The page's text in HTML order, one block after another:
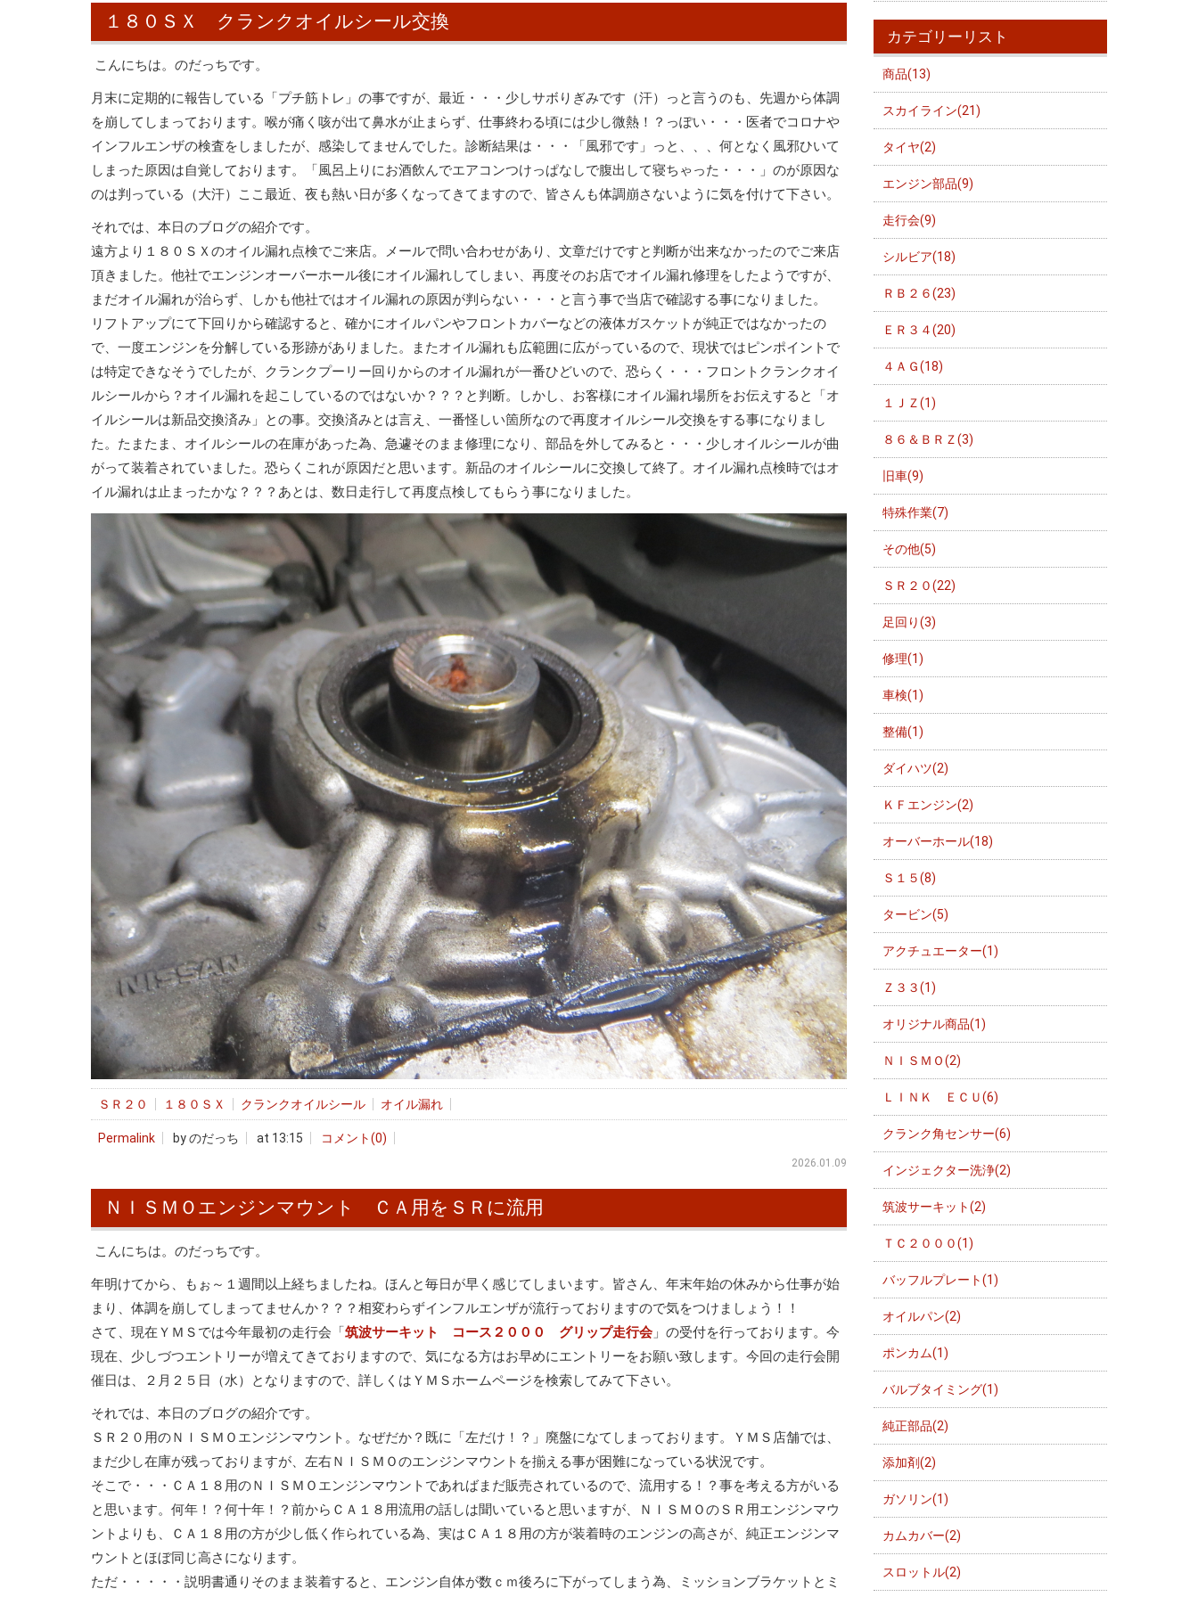
１８０ＳＸ クランクオイルシール交換
こんにちは。のだっちです。
月末に定期的に報告している「プチ筋トレ」の事ですが、最近・・・少しサボりぎみです（汗）っと言うのも、先週から体調
を崩してしまっております。喉が痛く咳が出て鼻水が止まらず、仕事終わる頃には少し微熱！？っぽい・・・医者でコロナや
インフルエンザの検査をしましたが、感染してませんでした。診断結果は・・・「風邪です」っと、、、何となく風邪ひいて
しまった原因は自覚しております。「風呂上りにお酒飲んでエアコンつけっぱなしで腹出して寝ちゃった・・・」のが原因な
のは判っている（大汗）ここ最近、夜も熱い日が多くなってきてますので、皆さんも体調崩さないように気を付けて下さい。
それでは、本日のブログの紹介です。
遠方より１８０ＳＸのオイル漏れ点検でご来店。メールで問い合わせがあり、文章だけですと判断が出来なかったのでご来店
頂きました。他社でエンジンオーバーホール後にオイル漏れしてしまい、再度そのお店でオイル漏れ修理をしたようですが、
まだオイル漏れが治らず、しかも他社ではオイル漏れの原因が判らない・・・と言う事で当店で確認する事になりました。
リフトアップにて下回りから確認すると、確かにオイルパンやフロントカバーなどの液体ガスケットが純正ではなかったの
で、一度エンジンを分解している形跡がありました。またオイル漏れも広範囲に広がっているので、現状ではピンポイントで
は特定できなそうでしたが、クランクプーリー回りからのオイル漏れが一番ひどいので、恐らく・・・フロントクランクオイ
ルシールから？オイル漏れを起こしているのではないか？？？と判断。しかし、お客様にオイル漏れ場所をお伝えすると「オ
イルシールは新品交換済み」との事。交換済みとは言え、一番怪しい箇所なので再度オイルシール交換をする事になりまし
た。たまたま、オイルシールの在庫があった為、急遽そのまま修理になり、部品を外してみると・・・少しオイルシールが曲
がって装着されていました。恐らくこれが原因だと思います。新品のオイルシールに交換して終了。オイル漏れ点検時ではオ
イル漏れは止まったかな？？？あとは、数日走行して再度点検してもらう事になりました。
ＳＲ２０ １８０ＳＸ クランクオイルシール オイル漏れ
Permalink by のだっち at 13:15 コメント(0)
2026.01.09
ＮＩＳＭＯエンジンマウント ＣＡ用をＳＲに流用
こんにちは。のだっちです。
年明けてから、もぉ～１週間以上経ちましたね。ほんと毎日が早く感じてしまいます。皆さん、年末年始の休みから仕事が始
まり、体調を崩してしまってませんか？？？相変わらずインフルエンザが流行っておりますので気をつけましょう！！
さて、現在ＹＭＳでは今年最初の走行会「筑波サーキット コース２０００ グリップ走行会 」の受付を行っております。今
現在、少しづつエントリーが増えてきておりますので、気になる方はお早めにエントリーをお願い致します。今回の走行会開
催日は、２月２５日（水）となりますので、詳しくはＹＭＳホームページを検索してみて下さい。
それでは、本日のブログの紹介です。
ＳＲ２０用のＮＩＳＭＯエンジンマウント。なぜだか？既に「左だけ！？」廃盤になてしまっております。ＹＭＳ店舗では、
まだ少し在庫が残っておりますが、左右ＮＩＳＭＯのエンジンマウントを揃える事が困難になっている状況です。
そこで・・・ＣＡ１８用のＮＩＳＭＯエンジンマウントであればまだ販売されているので、流用する！？事を考える方がいる
と思います。何年！？何十年！？前からＣＡ１８用流用の話しは聞いていると思いますが、ＮＩＳＭＯのＳＲ用エンジンマウ
ントよりも、ＣＡ１８用の方が少し低く作られている為、実はＣＡ１８用の方が装着時のエンジンの高さが、純正エンジンマ
ウントとほぼ同じ高さになります。
ただ・・・・・説明書通りそのまま装着すると、エンジン自体が数ｃｍ後ろに下がってしまう為、ミッションブラケットとミ
カテゴリーリスト
商品(13)
スカイライン(21)
タイヤ(2)
エンジン部品(9)
走行会(9)
シルビア(18)
ＲＢ２６(23)
ＥＲ３４(20)
４ＡＧ(18)
１ＪＺ(1)
８６＆ＢＲＺ(3)
旧車(9)
特殊作業(7)
その他(5)
ＳＲ２０(22)
足回り(3)
修理(1)
車検(1)
整備(1)
ダイハツ(2)
ＫＦエンジン(2)
オーバーホール(18)
Ｓ１５(8)
タービン(5)
アクチュエーター(1)
Ｚ３３(1)
オリジナル商品(1)
ＮＩＳＭＯ(2)
ＬＩＮＫ ＥＣＵ(6)
クランク角センサー(6)
インジェクター洗浄(2)
筑波サーキット(2)
ＴＣ２０００(1)
バッフルプレート(1)
オイルパン(2)
ポンカム(1)
バルブタイミング(1)
純正部品(2)
添加剤(2)
ガソリン(1)
カムカバー(2)
スロットル(2)